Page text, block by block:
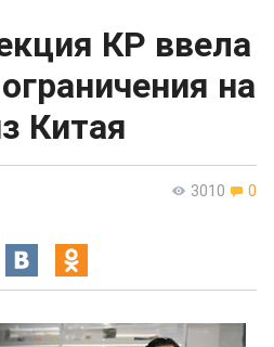
КР ввела
на
Китая
3010 0